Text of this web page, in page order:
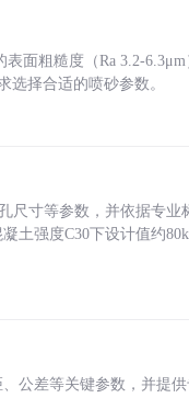
面粗糙度（Ra 3.2-
选择合适的喷砂参数。
尺寸等参数，并依据专业
土强度C30下设计值约
公差等关键参数，并提